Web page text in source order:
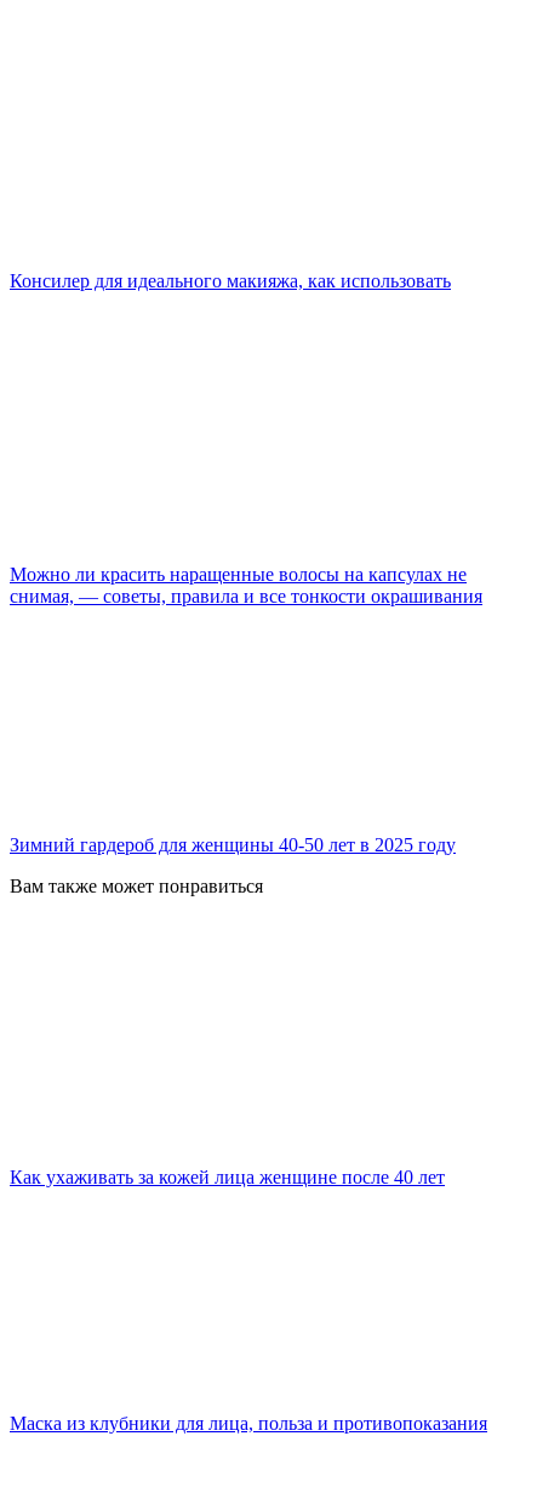
Консилер для идеального макияжа, как использовать
Можно ли красить наращенные волосы на капсулах не
снимая, — советы, правила и все тонкости окрашивания
Зимний гардероб для женщины 40-50 лет в 2025 году
Вам также может понравиться
Как ухаживать за кожей лица женщине после 40 лет
Маска из клубники для лица, польза и противопоказания